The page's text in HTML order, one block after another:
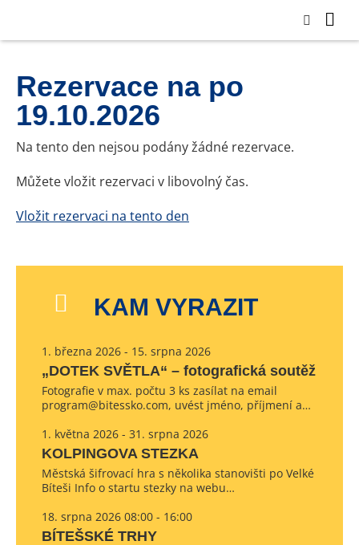
Rezervace na po
19.10.2026
Na tento den nejsou podány žádné rezervace.
Můžete vložit rezervaci v libovolný čas.
Vložit rezervaci na tento den
KAM VYRAZIT
1. března 2026 - 15. srpna 2026
„DOTEK SVĚTLA“ – fotografická soutěž
Fotografie v max. počtu 3 ks zasílat na email
program@bitessko.com, uvést jméno, příjmení a…
1. května 2026 - 31. srpna 2026
KOLPINGOVA STEZKA
Městská šifrovací hra s několika stanovišti po Velké
Bíteši Info o startu stezky na webu…
18. srpna 2026 08:00 - 16:00
BÍTEŠSKÉ TRHY